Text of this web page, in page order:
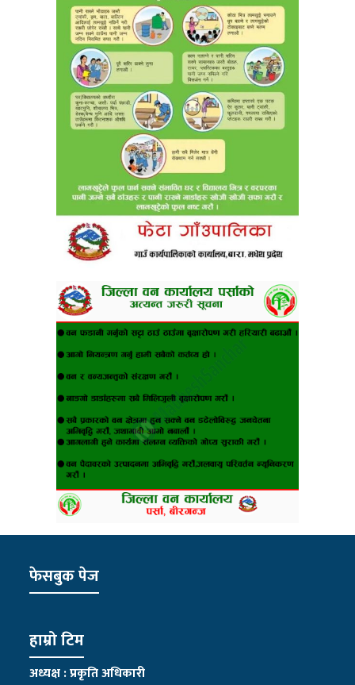
फेसबुक पेज
हाम्रो टिम
अध्यक्ष : प्रकृति अधिकारी